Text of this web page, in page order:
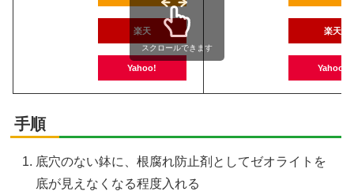
楽天
Yahoo!
楽天
Yahoo!
スクロールできます
手順
底穴のない鉢に、根腐れ防止剤としてゼオライトを
底が見えなくなる程度入れる